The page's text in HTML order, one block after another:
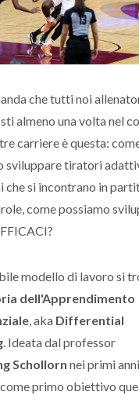
che tutti noi
almeno una volta nel
carriere è questa:
sviluppare tiratori
che si incontrano in
come possiamo
modello di lavoro si
dell'Apprendimento
, aka Differential
. Ideata dal professor
Schollorn nei primi anni
come primo obiettivo